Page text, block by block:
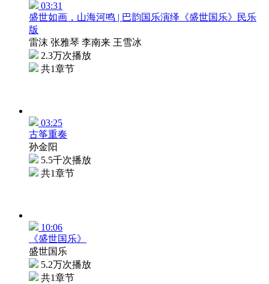
03:31
盛世如画，山海河鸣 | 巴韵国乐演绎《盛世国乐》民乐
版
雷沫 张雅琴 李南来 王雪冰
2.3万次播放
共1章节
03:25
古筝重奏
孙金阳
5.5千次播放
共1章节
10:06
《盛世国乐》
盛世国乐
5.2万次播放
共1章节